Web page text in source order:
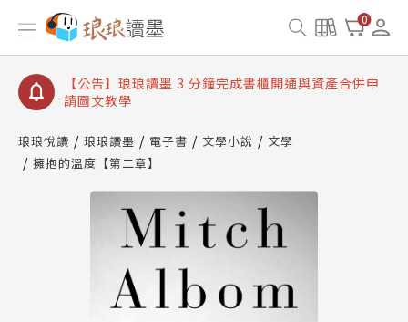
0
【公告】琅琅讀墨數位閱讀資產合併與書櫃開通申請
【公告】琅琅讀墨書櫃開通常見問題
【公告】琅琅讀墨 3 分鐘完成書櫃開通與資產合併申
請圖文教學
查詢
【公告】琅琅讀墨數位閱讀資產合併與書櫃開通申請
琅琅悅讀 琅琅讀墨 電子書 文學小說
文學
擁抱的溫度【第二章】